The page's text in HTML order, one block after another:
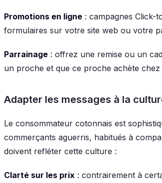
Promotions en ligne : campagnes Click-
formulaires sur votre site web ou votre
Parrainage : offrez une remise ou un
un proche et que ce proche achète chez
Adapter les messages à la
Le consommateur cotonnais est
commerçants aguerris, habitués à
doivent refléter cette culture :
Clarté sur les prix : contrairement à